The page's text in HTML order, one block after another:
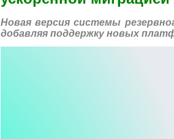
Новая версия системы
добавляя поддержку новых